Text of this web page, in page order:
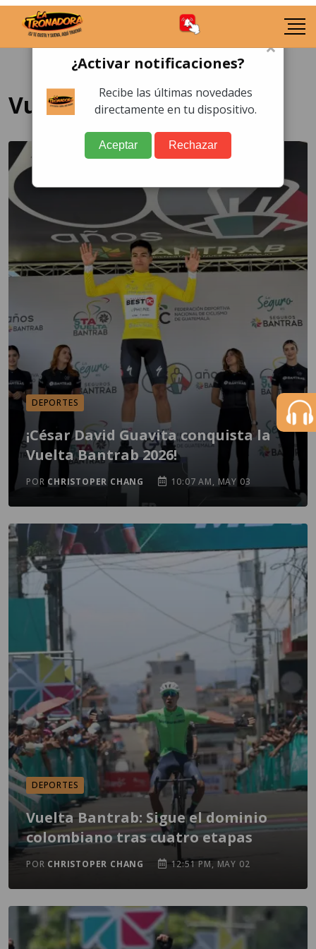
Vuelta Bantrab
DEPORTES
¡César David Guavita conquista la
Vuelta Bantrab 2026!
POR CHRISTOPER CHANG 10:07 AM, MAY 03
DEPORTES
Vuelta Bantrab: Sigue el dominio
colombiano tras cuatro etapas
POR CHRISTOPER CHANG 12:51 PM, MAY 02
×
¿Activar notificaciones?
Recibe las últimas novedades
directamente en tu dispositivo.
Aceptar Rechazar